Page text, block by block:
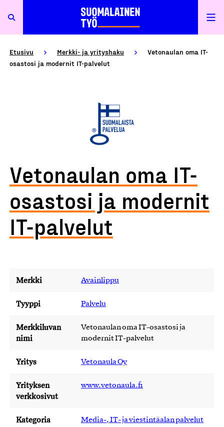
Etusivu Merkki- ja yrityshaku
Vetonaulan oma IT-
osastosi ja modernit IT-palvelut
Vetonaulan oma IT-
osastosi ja modernit
IT-palvelut
Merkki Avainlippu
Tyyppi Palvelu
Merkkiluvan
nimi
Vetonaulan oma IT-osastosi ja
modernit IT-palvelut
Yritys Vetonaula Oy
Yrityksen
verkkosivut
www.vetonaula.fi
Kategoria Media-, IT- ja viestintäalan palvelut